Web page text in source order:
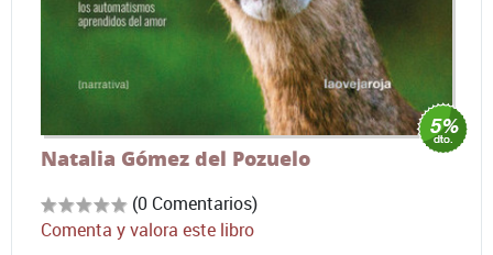
Natalia Gómez del Pozuelo
(0 Comentarios)
Comenta y valora este libro